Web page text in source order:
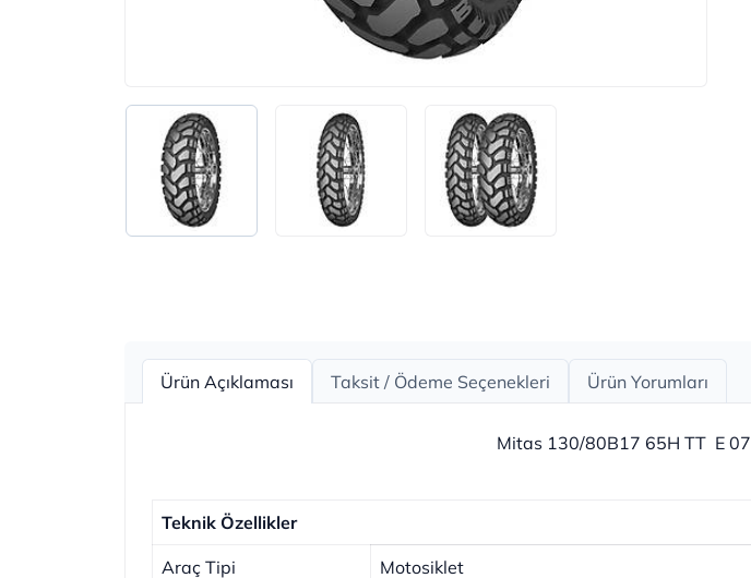
Ürün Açıklaması Taksit / Ödeme Seçenekleri Ürün Yorumları
Mitas 130/80B17 65H TT E
Teknik Özellikler
Araç Tipi Motosiklet